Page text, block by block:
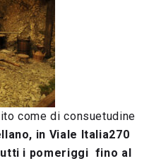
come di consuetudine
in Viale Italia270
i pomeriggi fino al